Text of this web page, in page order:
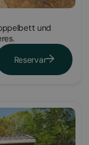
und
Reservar